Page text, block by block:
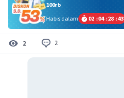
100rb
Habis dalam
02 :04 :28 :43
2 2